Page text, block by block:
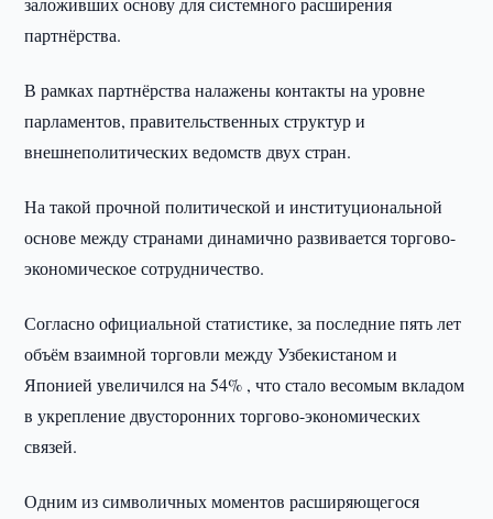
партнёрства.
В рамках партнёрства налажены контакты на уровне
парламентов, правительственных структур и
внешнеполитических ведомств двух стран.
На такой прочной политической и институциональной
основе между странами динамично развивается торгово-
экономическое сотрудничество.
Согласно официальной статистике, за последние пять лет
объём взаимной торговли между Узбекистаном и
Японией увеличился на 54% , что стало весомым вкладом
в укрепление двусторонних торгово-экономических
связей.
Одним из символичных моментов расширяющегося